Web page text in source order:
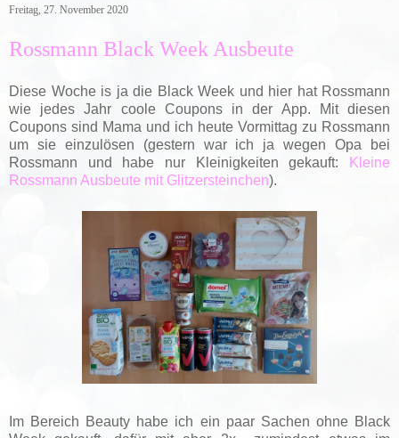
Freitag, 27. November 2020
Rossmann Black Week Ausbeute
Diese Woche is ja die Black Week und hier hat Rossmann
wie jedes Jahr coole Coupons in der App. Mit diesen
Coupons sind Mama und ich heute Vormittag zu Rossmann
um sie einzulösen (gestern war ich ja wegen Opa bei
Rossmann und habe nur Kleinigkeiten gekauft:
Kleine
Rossmann Ausbeute mit Glitzersteinchen).
Im Bereich Beauty habe ich ein paar Sachen ohne Black